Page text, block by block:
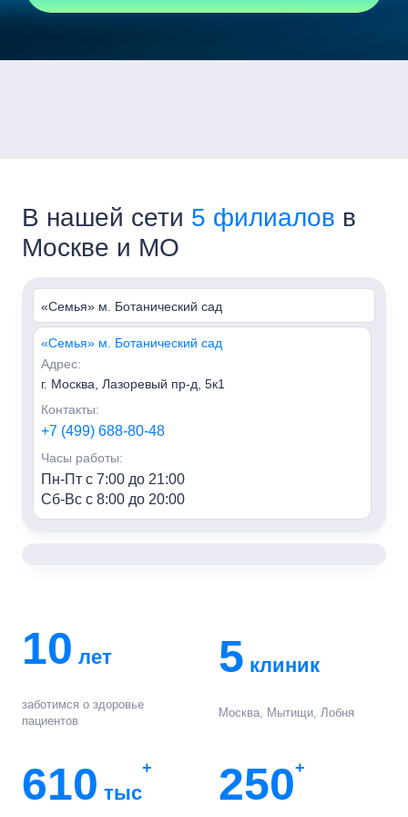
В нашей сети 5 филиалов в
Москве и МО
«Семья» м. Ботанический сад
«Семья» м. Ботанический сад
Адрес:
г. Москва, Лазоревый пр-д, 5к1
Контакты:
+7 (499) 688-80-48
Часы работы:
Пн-Пт с 7:00 до 21:00
Сб-Вс с 8:00 до 20:00
Часы работы:
г. Мытищи, ул. Колпакова, 42к3
Контакты:
10 лет
заботимся о здоровье
пациентов
5 клиник
Москва, Мытищи, Лобня
610 тыс
+ 250+